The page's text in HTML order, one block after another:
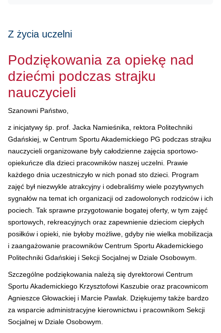
Z życia uczelni
Podziękowania za opiekę nad
dziećmi podczas strajku
nauczycieli
Szanowni Państwo,
z inicjatywy śp. prof. Jacka Namieśnika, rektora Politechniki
Gdańskiej, w Centrum Sportu Akademickiego PG podczas strajku
nauczycieli organizowane były całodzienne zajęcia sportowo-
opiekuńcze dla dzieci pracowników naszej uczelni. Prawie
każdego dnia uczestniczyło w nich ponad sto dzieci. Program
zajęć był niezwykle atrakcyjny i odebraliśmy wiele pozytywnych
sygnałów na temat ich organizacji od zadowolonych rodziców i ich
pociech. Tak sprawne przygotowanie bogatej oferty, w tym zajęć
sportowych, rekreacyjnych oraz zapewnienie dzieciom ciepłych
posiłków i opieki, nie byłoby możliwe, gdyby nie wielka mobilizacja
i zaangażowanie pracowników Centrum Sportu Akademickiego
Politechniki Gdańskiej i Sekcji Socjalnej w Dziale Osobowym.
Szczególne podziękowania należą się dyrektorowi Centrum
Sportu Akademickiego Krzysztofowi Kaszubie oraz pracownicom
Agnieszce Głowackiej i Marcie Pawlak. Dziękujemy także bardzo
za wsparcie administracyjne kierownictwu i pracownikom Sekcji
Socjalnej w Dziale Osobowym.